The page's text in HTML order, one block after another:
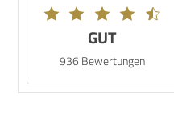
GUT
936 Bewertungen